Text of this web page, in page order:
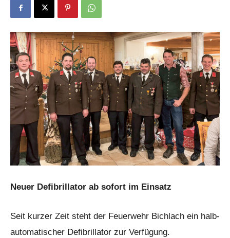
Neuer Defibrillator ab sofort im Einsatz
Seit kurzer Zeit steht der Feuerwehr Bichlach ein halb-
automatischer Defibrillator zur Verfügung.